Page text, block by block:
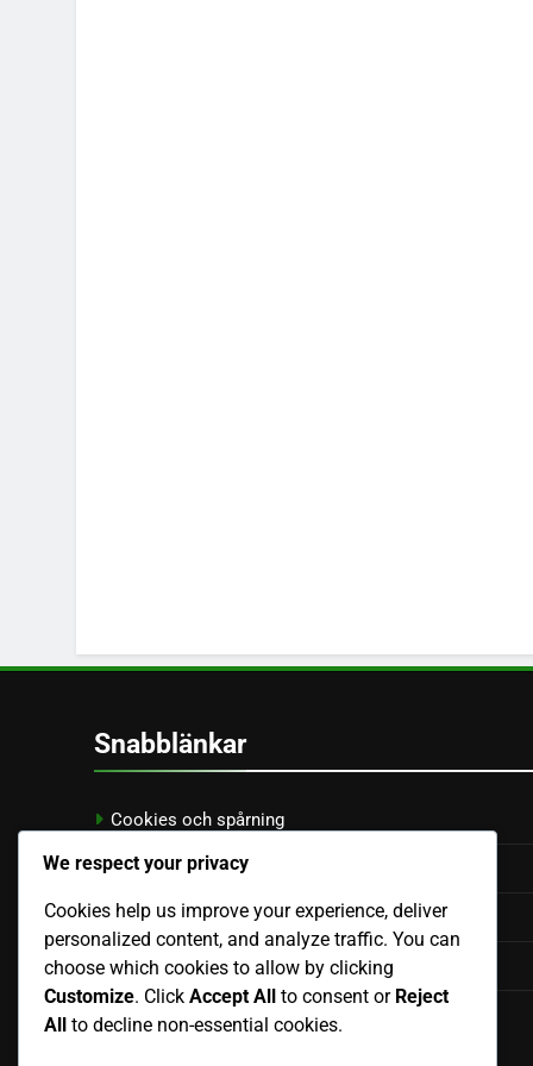
Snabblänkar
Cookies och spårning
Vår historia
Kontakt
Användaravtal
Din integritet
We respect your privacy
Cookies help us improve your experience, deliver
personalized content, and analyze traffic. You can
choose which cookies to allow by clicking
Customize. Click Accept All to consent or Reject
All
to decline non-essential cookies.